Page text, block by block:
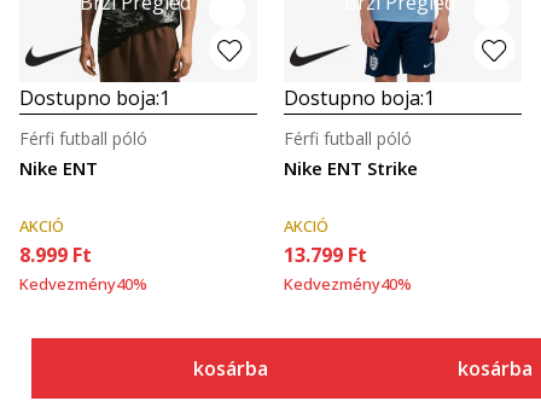
Dostupno boja:1
Nike ENT
Férfi futball póló
AKCIÓ
8.999 Ft
Kedvezmény40%
kosárba
Dostupno boja:1
Nike ENT Strike
Férfi futball póló
AKCIÓ
13.799 Ft
Kedvezmény40%
kosárba